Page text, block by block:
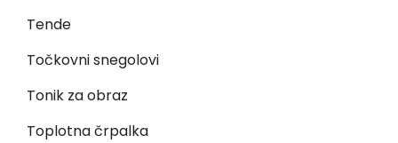
Tende
Točkovni snegolovi
Tonik za obraz
Toplotna črpalka